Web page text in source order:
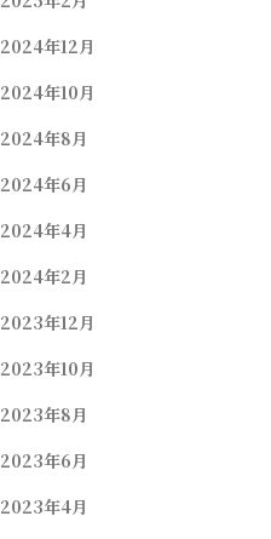
2024年12月
2024年10月
2024年8月
2024年6月
2024年4月
2024年2月
2023年12月
2023年10月
2023年8月
2023年6月
2023年4月